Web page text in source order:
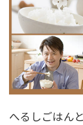
へるしごはん